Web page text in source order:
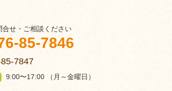
合せ・ご相談ください
85-7846
7847
9:00〜17:00 （月～金曜日）